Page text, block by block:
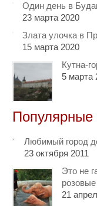
Один день в
23 марта 2020
Злата улочка в
15 марта 2020
Кутна-
5 марта
Любимый город
23 октября 2011
Это не
21